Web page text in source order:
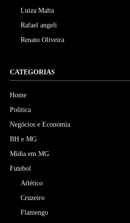
Luiza Malta
Rafael angeli
Renato Oliveira
CATEGORIAS
Home
Política
Negócios e Economia
BH e MG
Mídia em MG
Futebol
Atlético
Cruzeiro
Flamengo